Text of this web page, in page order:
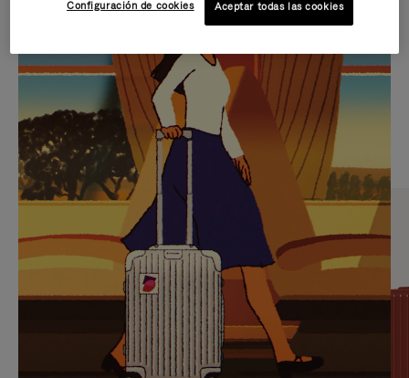
VÍDEO
NO
ESTÁ
PAUSADO,
PULSE
PARA
PAUSARLO.
SONIDO
DEL
VÍDEO
ESTÁ
DESACTIVADO:
PULSE
PARA
ACTIVARLO.
IDAS DE REGALO CUIDADOSAMENTE ELEGIDAS
Encuentre su compañero de
viaje ideal
Configuración de cookies Aceptar todas las cookies